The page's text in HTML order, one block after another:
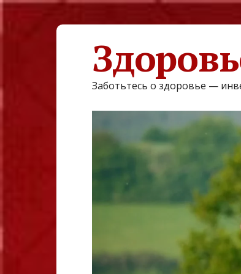
Заботьтесь о здоровье —